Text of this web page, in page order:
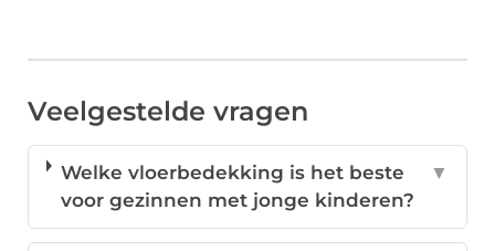
Veelgestelde vragen
Welke vloerbedekking is het beste
voor gezinnen met jonge kinderen?
▼